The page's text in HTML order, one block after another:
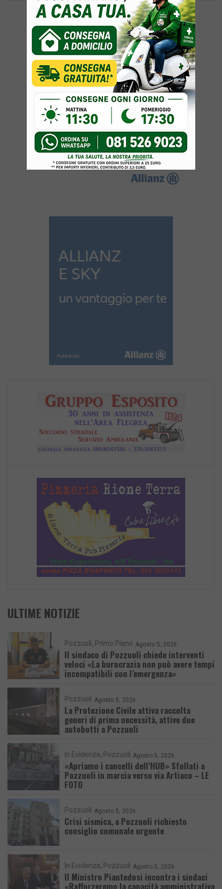
ULTIME NOTIZIE
Pozzuoli Primo Piano Agosto 5, 2026
Il sindaco di Pozzuoli chiede interventi
veloci «La burocrazia non può avere tempi
incompatibili con l’emergenza»
Pozzuoli Agosto 5, 2026
La Protezione Civile attiva raccolta
generi di prima necessità, attive due
autobotti a Pozzuoli
In Evidenza Pozzuoli Agosto 5, 2026
«Apriamo i cancelli dell’HUB» Sfollati a
Pozzuoli in marcia verso via Artiaco – LE
FOTO
Pozzuoli Agosto 5, 2026
Crisi sismica, a Pozzuoli richiesto
consiglio comunale urgente
In Evidenza Pozzuoli Agosto 5, 2026
Il Ministro Piantedosi incontra i sindaci
«Rafforzeremo la capacità amministrativa